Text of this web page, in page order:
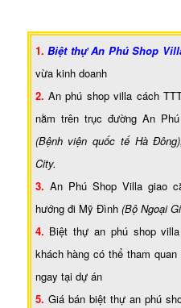
1.Biệt thự An Phú Shop
vừa kinh doanh
2. An phú shop villa cách
nằm trên trục đường An
(Bệnh viện quốc tế Hà
City.
3. An Phú Shop Villa giao
hướng đi Mỹ Đình (Bộ Ngoại
4. Biệt thự an phú shop
khách hàng có thể tham
ngay tại dự án
5. Giá bán biệt thự an phú